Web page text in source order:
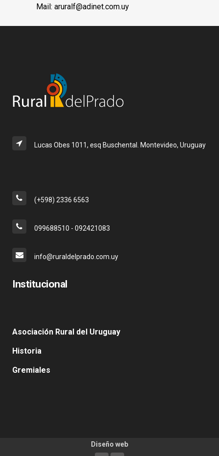
Mail: aruralf@adinet.com.uy
Lucas Obes 1011, esq Buschental. Montevideo, Uruguay
(+598) 2336 6563
099688510 - 092421083
info@ruraldelprado.com.uy
Institucional
Asociación Rural del Uruguay
Historia
Gremiales
Diseño web